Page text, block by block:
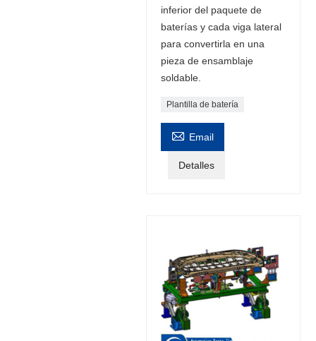
inferior del paquete de
baterías y cada viga lateral
para convertirla en una
pieza de ensamblaje
soldable.
Plantilla de batería
 Email
Detalles